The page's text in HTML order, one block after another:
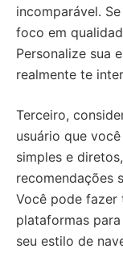
incomparável.
foco em
Personalize sua
realmente te
Terceiro,
usuário que
simples e
recomendações
Você pode fazer
plataformas
seu estilo de